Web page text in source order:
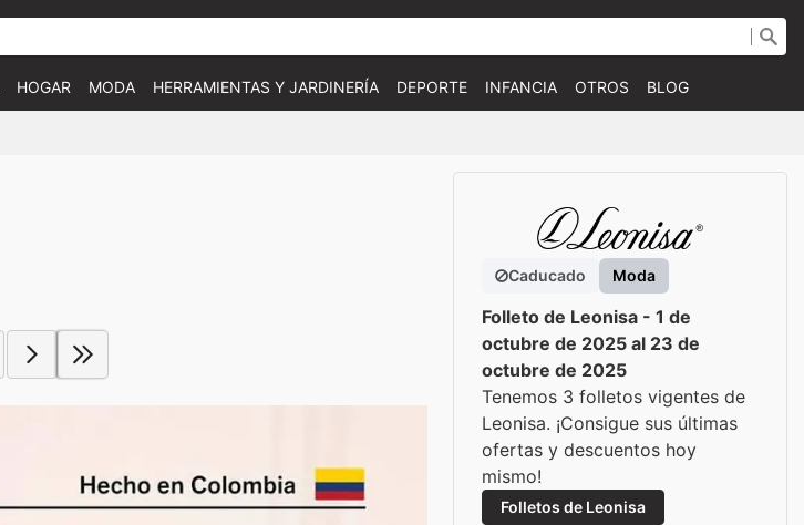
HOGAR MODA HERRAMIENTAS Y JARDINERÍA DEPORTE INFANCIA OTROS BLOG
Caducado Moda
Folleto de Leonisa - 1 de
octubre de 2025 al 23 de
octubre de 2025
Tenemos 3 folletos vigentes de
Leonisa. ¡Consigue sus últimas
ofertas y descuentos hoy
mismo!
Folletos de Leonisa